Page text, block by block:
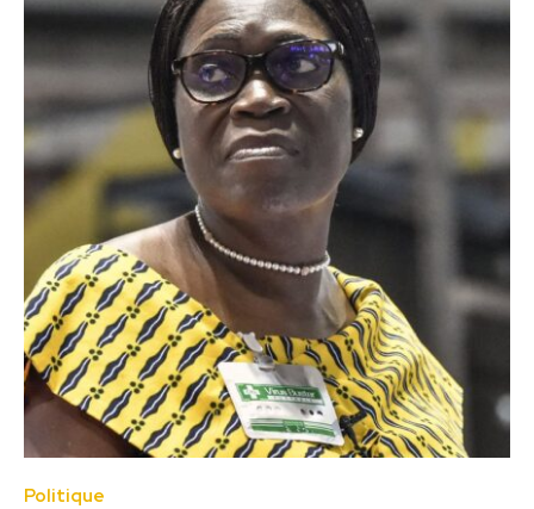
Politique